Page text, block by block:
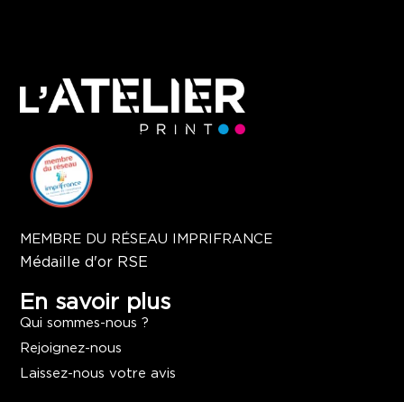
MEMBRE DU RÉSEAU IMPRIFRANCE
Médaille d'or RSE
En savoir plus
Qui sommes-nous ?
Rejoignez-nous
Laissez-nous votre avis